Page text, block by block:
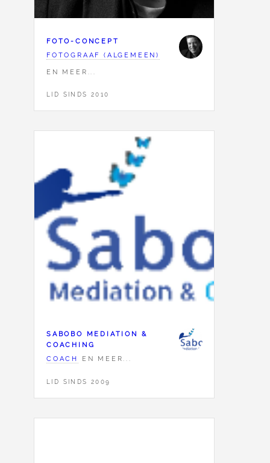
FOTO-CONCEPT
FOTOGRAAF (ALGEMEEN)
EN MEER...
LID SINDS 2010
SABOBO MEDIATION &
COACHING
COACH
EN MEER...
LID SINDS 2009